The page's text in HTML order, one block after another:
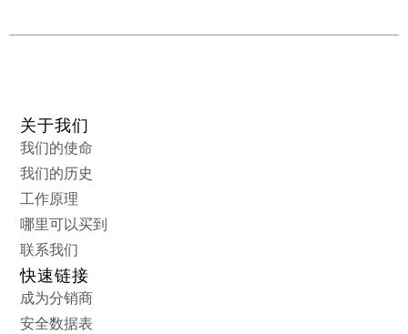
关于我们
我们的使命
我们的历史
工作原理
哪里可以买到
联系我们
快速链接
成为分销商
安全数据表